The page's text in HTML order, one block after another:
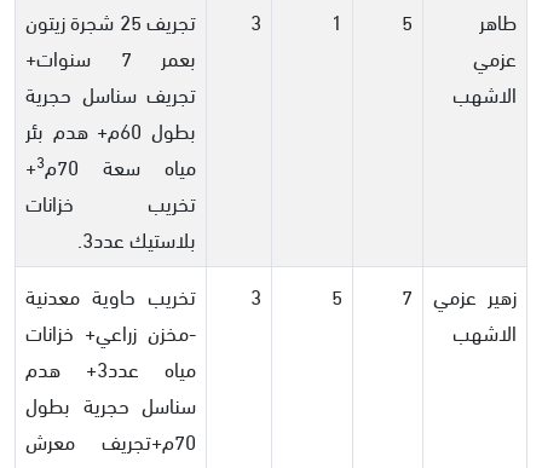
طاهر
عزمي
الاشهب
5
1
3
تجريف 25 شجرة زيتون
بعمر 7 سنوات+
تجريف سناسل حجرية
بطول 60م+ هدم بئر
مياه سعة 70م
3
+
تخريب خزانات
بلاستيك عدد3.
زهير عزمي
الاشهب
7
5
3
تخريب حاوية معدنية
-مخزن زراعي+ خزانات
مياه عدد3+ هدم
سناسل حجرية بطول
70م+تجريف معرش